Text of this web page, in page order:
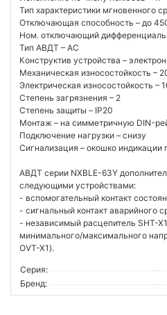
Тип характеристики мгновенного
Отключающая способность – до
Ном. отключающий
Тип АВДТ – AC
Конструктив устройства –
Механическая износостойкость –
Электрическая износостойкость –
Степень загрязнения – 2
Степень защиты – IP20
Монтаж – на симметричную DIN-
Подключение нагрузки – снизу
Сигнализация – окошко индикации
АВДТ серии NXBLE-63Y
следующими устройствами:
- вспомогательный контакт
- сигнальный контакт аварийного
- независимый расцепитель SHT-
минимального/максимального
OVT-X1).
Серия:
Бренд: